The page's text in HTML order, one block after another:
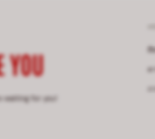
YOU
for you!
ติ
ต